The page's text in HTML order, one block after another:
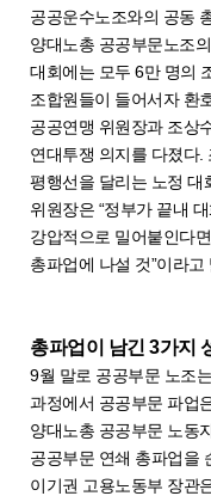
공공운수노조와의 공동
양대노총 공공부문노조
대회에는 모두 6만 명의
조합원들이 들어서자 환
공공연맹 위원장과 조상
연대투쟁 의지를 다졌다.
평행선을 달리는 노정 대
위원장은 “정부가 끝내
강압적으로 밀어붙인다
총파업에 나설 것”이라고
총파업이 남긴 3가지
9월 말로 공공부문 노조
과정에서 공공부문 파업
양대노총 공공부문 노동
공공부문 연쇄 총파업을
이기권 고용노동부 장관